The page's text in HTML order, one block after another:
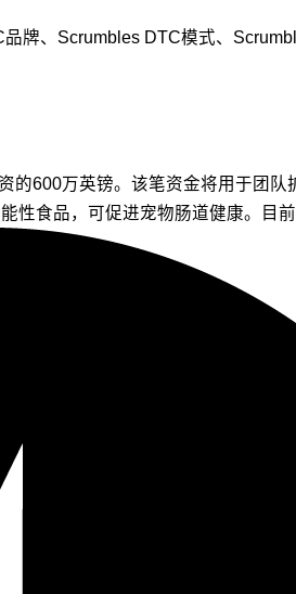
牌、Scrumbles DTC模式、
600万英镑。该笔资金将用于团
性食品，可促进宠物肠道健康。目